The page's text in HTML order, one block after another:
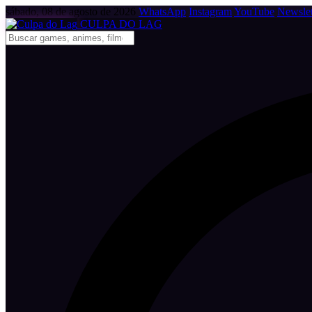
sábado, 08 de agosto de 2026 WhatsApp InstagramYouTube
CULPA DO LAG